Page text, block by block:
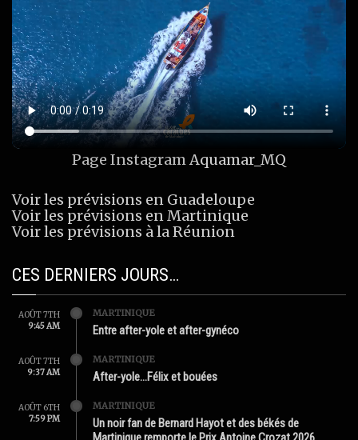
Page InstagramAquamar_MQ
Voir les prévisions en Guadeloupe
Voir les prévisions en Martinique
Voir les prévisions à la Réunion
CES DERNIERS JOURS…
AOÛT 7TH
9:45 AM
MARTINIQUE
Entre after-yole et after-gynéco
AOÛT 7TH
9:37 AM
MARTINIQUE
After-yole…Félix et bouées
AOÛT 6TH
7:59 PM
MARTINIQUE
Un noir fan de Bernard Hayot et des békés de